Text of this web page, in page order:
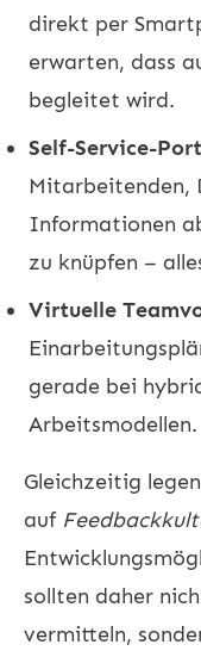
direkt per
erwarten, dass
begleitet wird.
Self-Service-
Mitarbeitenden,
Informationen
zu knüpfen –
Virtuelle
gerade bei
Arbeitsmodellen.
Gleichzeitig
auf
sollten daher
vermitteln,